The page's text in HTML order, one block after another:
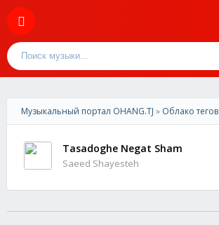
Музыкальный портал OHANG.TJ » Облако тегов
Tasadoghe Negat Sham
Saeed Shayesteh